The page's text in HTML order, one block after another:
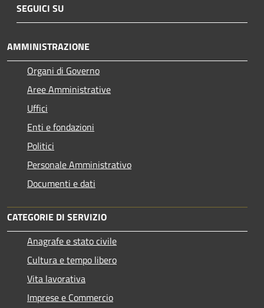
SEGUICI SU
AMMINISTRAZIONE
Organi di Governo
Aree Amministrative
Uffici
Enti e fondazioni
Politici
Personale Amministrativo
Documenti e dati
CATEGORIE DI SERVIZIO
Anagrafe e stato civile
Cultura e tempo libero
Vita lavorativa
Imprese e Commercio